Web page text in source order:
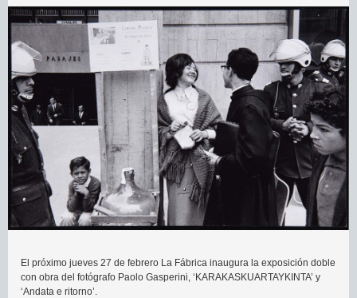
El próximo jueves 27 de febrero La Fábrica inaugura la exposición doble
con obra del fotógrafo Paolo Gasperini, ‘KARAKASKUARTAYKINTA’ y
‘Andata e ritorno’.